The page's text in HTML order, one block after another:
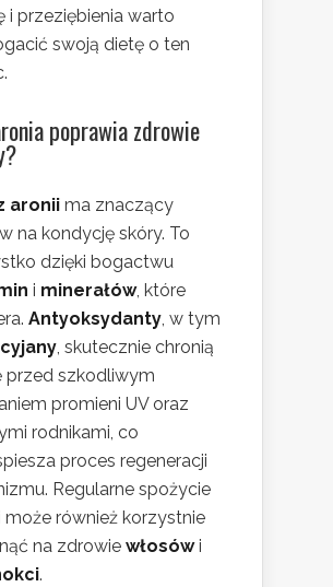
i przeziębienia warto
swoją dietę o ten
poprawia zdrowie
aronii ma znaczący
na kondycję skóry. To
dzięki bogactwu
i minerałów, które
Antyoksydanty, w tym
, skutecznie chronią
przed szkodliwym
promieni UV oraz
rodnikami, co
proces regeneracji
Regularne spożycie
może również korzystnie
na zdrowie włosówi
.